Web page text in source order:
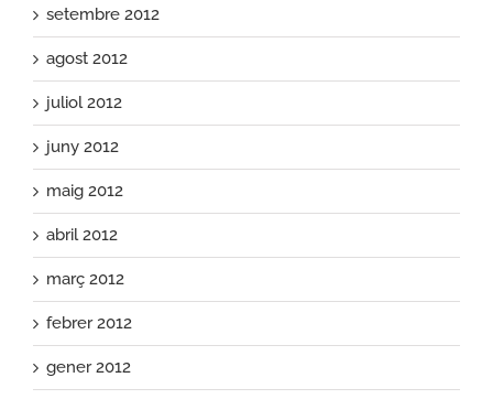
setembre 2012
agost 2012
juliol 2012
juny 2012
maig 2012
abril 2012
març 2012
febrer 2012
gener 2012